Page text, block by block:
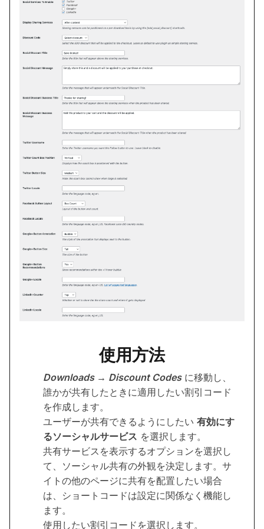
使用方法
Downloads → Discount Codesに移動し、
誰かが共有したときに適用したい割引コード
を作成します。
ユーザーが共有できるようにしたい 有効にす
るソーシャルサービス を選択します。
共有サービスを表示するオプションを選択し
て、ソーシャル共有の外観を決定します。サ
イトの他のページに共有を配置したい場合
は、ショートコードは設定に関係なく機能し
ます。
使用したい割引コードを選択します。